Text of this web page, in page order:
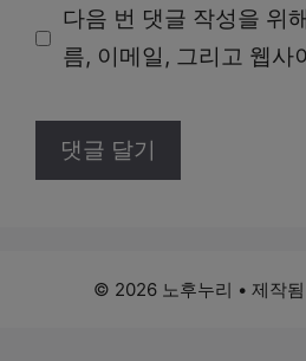
다음 번 댓글 작성을 위
름, 이메일, 그리고 웹사
© 2026 노후누리 • 제작됨